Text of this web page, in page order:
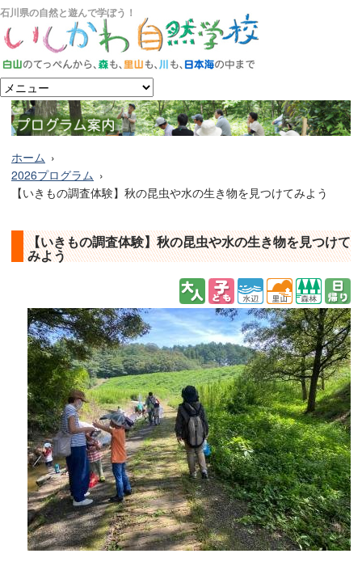
石川県の自然と遊んで学ぼう！
ホーム
2026プログラム
【いきもの調査体験】秋の昆虫や水の生き物を見つけてみよう
【いきもの調査体験】秋の昆虫や水の生き物を見つけて
みよう